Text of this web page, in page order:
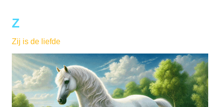
Z
Zij is de liefde